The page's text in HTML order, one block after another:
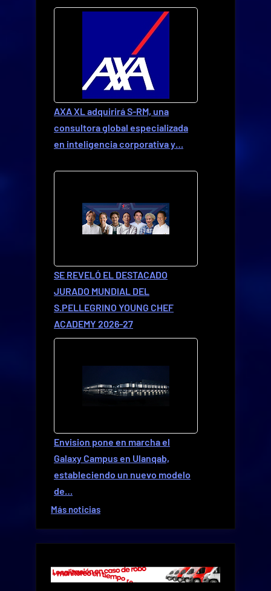
AXA XL adquirirá S-RM, una
consultora global especializada
en inteligencia corporativa y…
SE REVELÓ EL DESTACADO
JURADO MUNDIAL DEL
S.PELLEGRINO YOUNG CHEF
ACADEMY 2026-27
Envision pone en marcha el
Galaxy Campus en Ulanqab,
estableciendo un nuevo modelo
de…
Más noticias